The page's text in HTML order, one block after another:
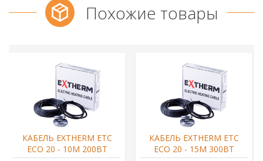
Похожие товары
КАБЕЛЬ EXTHERM ETС
ECO 20 - 10М 200ВТ
КАБЕЛЬ EXTHERM ETС
ECO 20 - 15М 300ВТ